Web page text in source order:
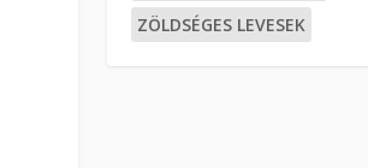
ZÖLDSÉGES LEVESEK